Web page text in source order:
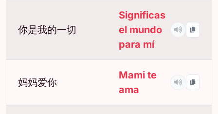
你是我的一切
Significas
el mundo
para mí
妈妈爱你
Mami te
ama